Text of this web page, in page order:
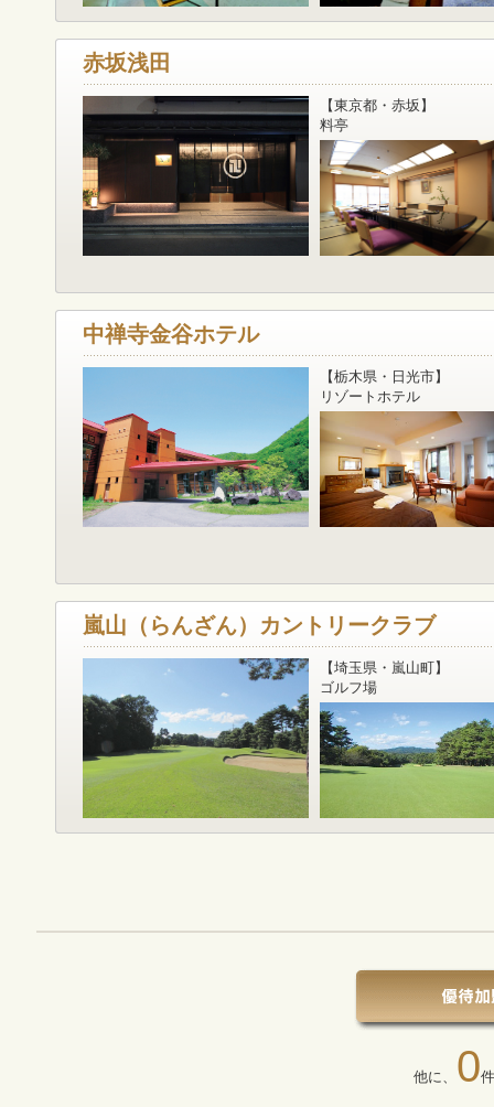
赤坂浅田
【東京都・赤坂】
料亭
中禅寺金谷ホテル
【栃木県・日光市】
リゾートホテル
嵐山（らんざん）カントリークラブ
【埼玉県・嵐山町】
ゴルフ場
他に、 0